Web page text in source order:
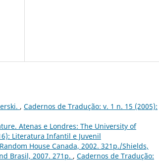
, Cadernos de Tradução: v. 1 n. 15 (2005):
Atenas e Londres: The University of
Literatura Infantil e Juvenil
House Canada, 2002. 321p./Shields,
Brasil, 2007. 271p. , Cadernos de Tradução: